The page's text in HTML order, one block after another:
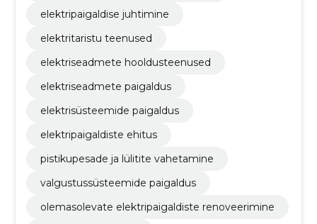
elektripaigaldise juhtimine
elektritaristu teenused
elektriseadmete hooldusteenused
elektriseadmete paigaldus
elektrisüsteemide paigaldus
elektripaigaldiste ehitus
pistikupesade ja lülitite vahetamine
valgustussüsteemide paigaldus
olemasolevate elektripaigaldiste renoveerimine